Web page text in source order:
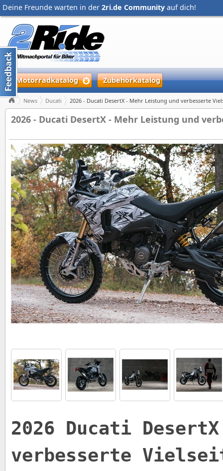
Deine Freunde warten in der 2ri.de Community auf dich!
Motorradkatalog Zubehörkatalog
News Ducati 2026 - Ducati DesertX - Mehr Leistung und verbesserte
2026 Ducati
verbesserte